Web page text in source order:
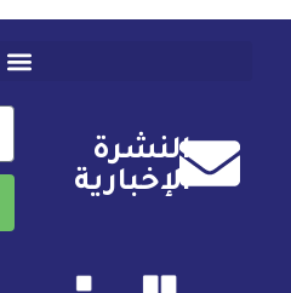
النشرة
الإخبارية